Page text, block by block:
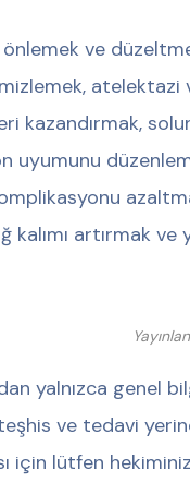
önlemek ve
atelektazi
kazandırmak,
uyumunu
artırmak ve
yalnızca genel
ve tedavi
için lütfen